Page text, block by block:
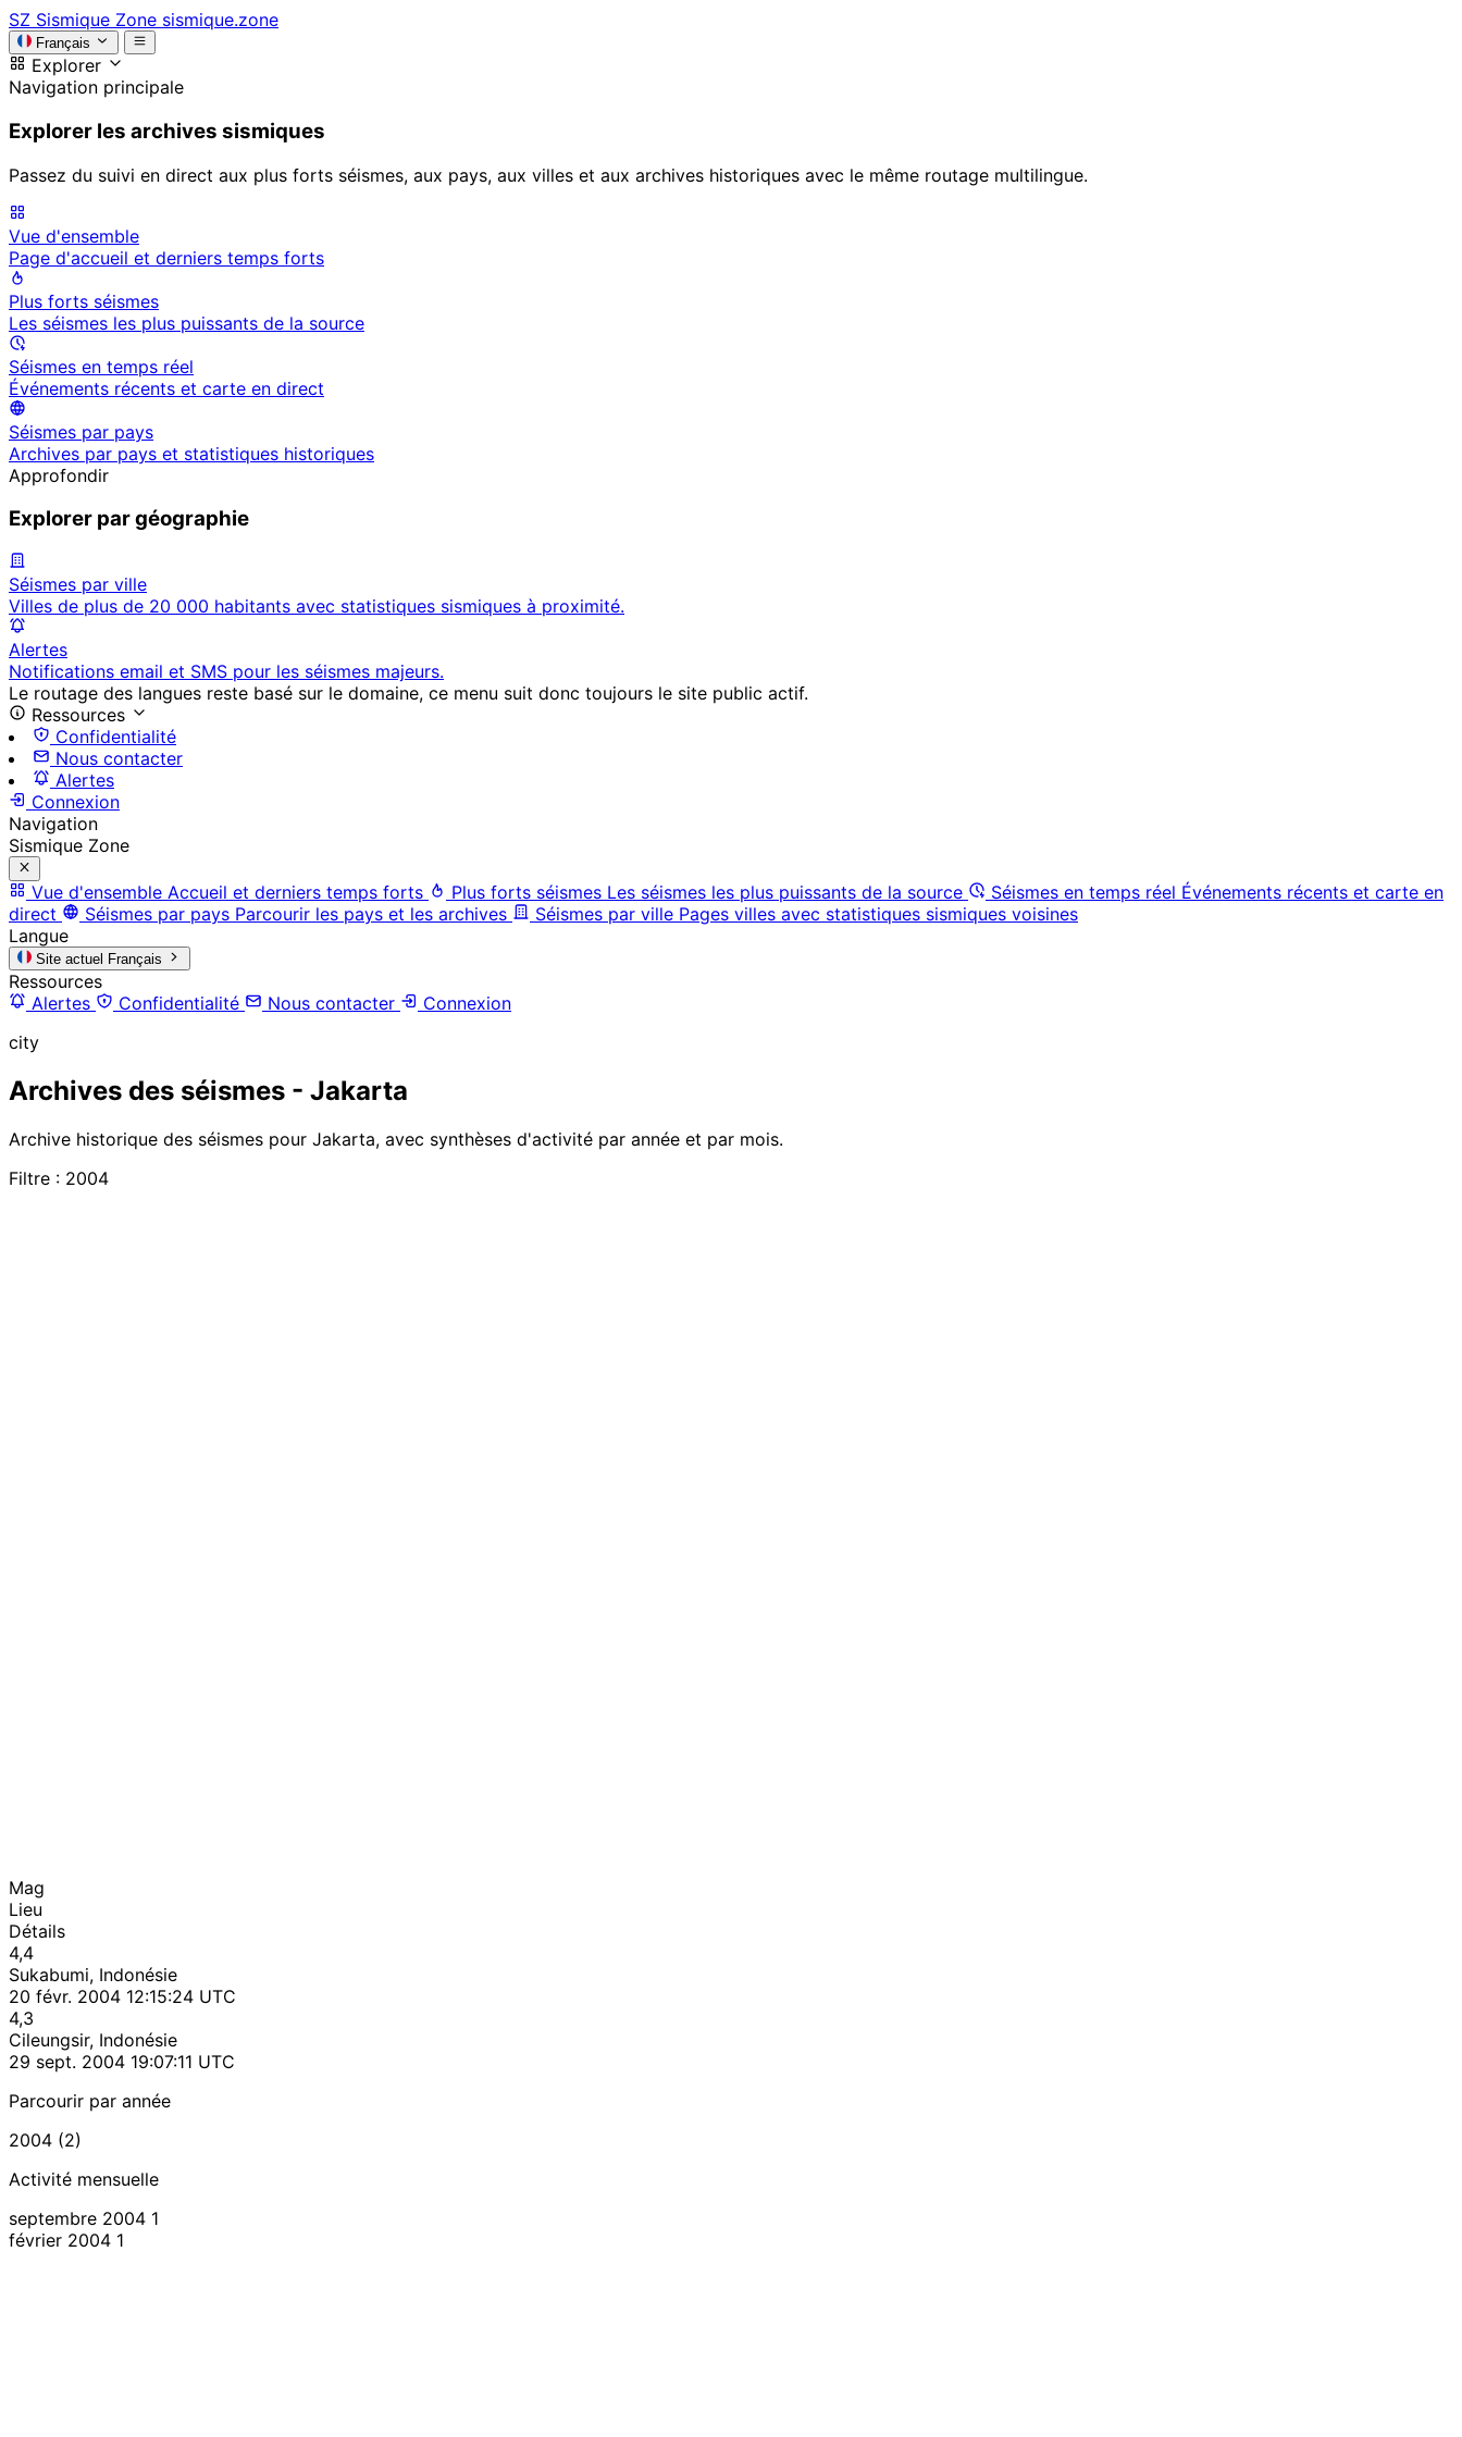
SZ Sismique Zone sismique.zone
Français
Explorer
Navigation principale
Explorer les archives sismiques
Passez du suivi en direct aux plus forts séismes, aux pays, aux villes et aux archives historiques avec le même routage multilingue.
Vue d'ensemble
Page d'accueil et derniers temps forts
Plus forts séismes
Les séismes les plus puissants de la source
Séismes en temps réel
Événements récents et carte en direct
Séismes par pays
Archives par pays et statistiques historiques
Approfondir
Explorer par géographie
Séismes par ville
Villes de plus de 20 000 habitants avec statistiques sismiques à proximité.
Alertes
Notifications email et SMS pour les séismes majeurs.
Le routage des langues reste basé sur le domaine, ce menu suit donc toujours le site public actif.
Ressources
Confidentialité
Nous contacter
Alertes
Connexion
Navigation
Sismique Zone
Vue d'ensemble Accueil et derniers temps forts Plus forts séismes Les séismes les plus puissants de la source Séismes en temps réel Événements récents et carte en
direct
Séismes par pays Parcourir les pays et les archives Séismes par ville Pages villes avec statistiques sismiques voisines
Langue
Site actuel Français
Ressources
Alertes
Confidentialité Nous contacter
Connexion
city
Archives des séismes - Jakarta
Archive historique des séismes pour Jakarta, avec synthèses d'activité par année et par mois.
Filtre : 2004
Mag
Lieu
Détails
4,4
Sukabumi, Indonésie
20 févr. 2004 12:15:24 UTC
4,3
Cileungsir, Indonésie
29 sept. 2004 19:07:11 UTC
Parcourir par année
2004 (2)
Activité mensuelle
septembre 2004 1
février 2004 1